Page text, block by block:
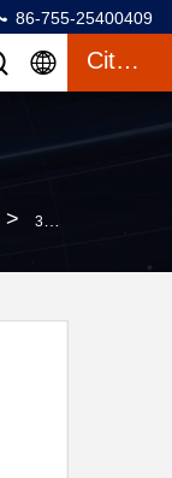
86-755-25400409
Citazione
> 3pcs Accessori Da Bagno In Vetro Set Goccia Di Pioggia In Forma Di Vetro Dispenser Sapone Tumbler Portatore